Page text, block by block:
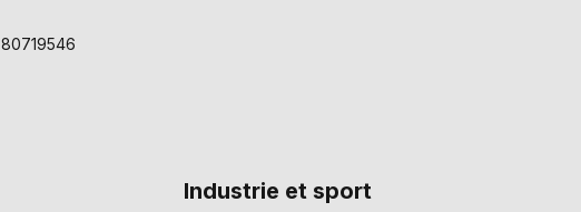
80719546
Industrie et sport